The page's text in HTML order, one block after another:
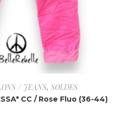
/ JEANS, SOLDES
CC / Rose Fluo (36-44)